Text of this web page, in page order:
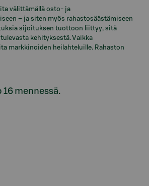
välittämällä osto- ja
– ja siten myös rahastosäästämiseen
sijoituksen tuottoon liittyy, sitä
kehityksestä. Vaikka
markkinoiden heilahteluille. Rahaston
mennessä.